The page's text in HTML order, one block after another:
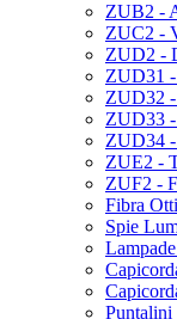
ZUB2 -
ZUC2 -
ZUD2 -
ZUD31
ZUD32
ZUD33
ZUD34
ZUE2 -
ZUF2 -
Fibra
Spie
Puntalini